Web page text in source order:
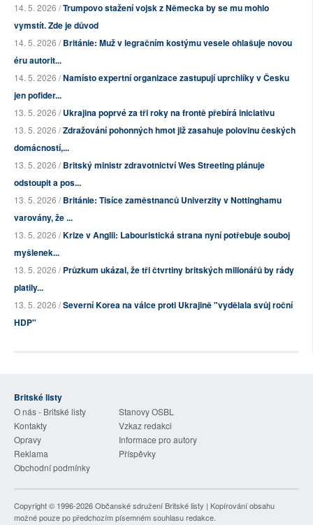
14. 5. 2026 /Trumpovo stažení vojsk z Německa by se mu mohlo
vymstít. Zde je důvod
14. 5. 2026 /Británie: Muž v legračním kostýmu vesele ohlašuje novou
éru autorit...
14. 5. 2026 /Namísto expertní organizace zastupují uprchlíky v Česku
jen pofider...
13. 5. 2026 /Ukrajina poprvé za tři roky na frontě přebírá iniciativu
13. 5. 2026 /Zdražování pohonných hmot již zasahuje polovinu českých
domácností,...
13. 5. 2026 /Britský ministr zdravotnictví Wes Streeting plánuje
odstoupit a pos...
13. 5. 2026 /Británie: Tisíce zaměstnanců Univerzity v Nottinghamu
varovány, že ...
13. 5. 2026 /Krize v Anglii: Labouristická strana nyní potřebuje souboj
myšlenek...
13. 5. 2026 /Průzkum ukázal, že tři čtvrtiny britských milionářů by rády
platily...
13. 5. 2026 /Severní Korea na válce proti Ukrajině "vydělala svůj roční
HDP"
Britské listy
O nás - Britské listy
Stanovy OSBL
Kontakty
Vzkaz redakci
Opravy
Informace pro autory
Reklama
Příspěvky
Obchodní podmínky
Copyright © 1996-2026Občanské sdružení Britské listy | Kopírování obsahu
možné pouze po předchozím písemném souhlasu redakce.